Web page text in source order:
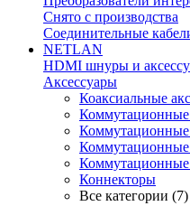
Снято с производства
Соединительные
NETLAN
HDMI шнуры и
Аксессуары
Коаксиальные
Коммутационные
Коммутационные
Коннекторы
Все категории (7)